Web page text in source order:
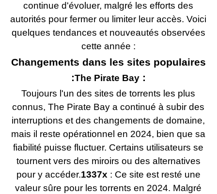
continue d'évoluer, malgré les efforts des
autorités pour fermer ou limiter leur accès. Voici
quelques tendances et nouveautés observées
cette année :
Changements dans les sites populaires
:The Pirate Bay:
Toujours l'un des sites de torrents les plus
connus, The Pirate Bay a continué à subir des
interruptions et des changements de domaine,
mais il reste opérationnel en 2024, bien que sa
fiabilité puisse fluctuer. Certains utilisateurs se
tournent vers des miroirs ou des alternatives
pour y accéder.1337x: Ce site est resté une
valeur sûre pour les torrents en 2024. Malgré